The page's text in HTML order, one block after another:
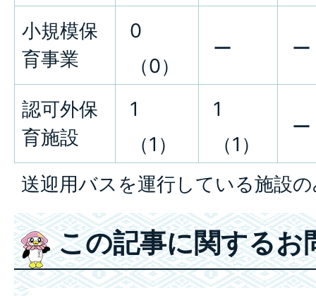
小規模保
育事業
0
（0）
ー ー
認可外保
育施設
1
（1）
1
（1）
ー
送迎用バスを運行している施設
この記事に関するお